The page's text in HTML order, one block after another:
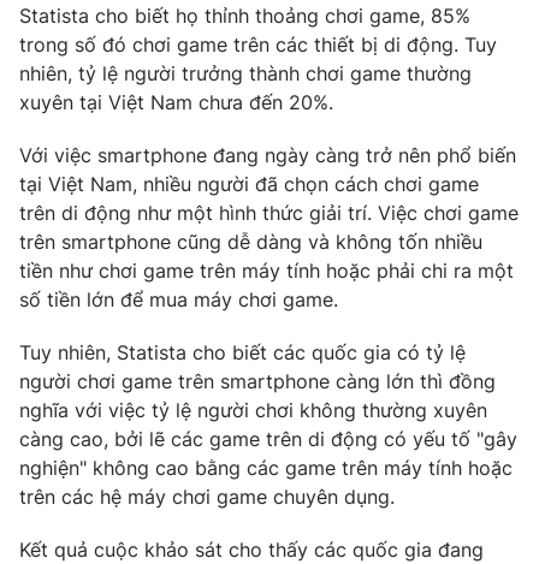
Thị trường 24h Tấm lòng Việt
VTV4 Vươn mình bằng AI
VTV9 VTV8
Liên hệ tòa soạn English
THỜI BÁO VTV
Theo dõi báo trên
Cơ quan chủ quản:Đài Truyền hình Việt Nam
Statista cho biết họ thỉnh thoảng chơi game, 85%
trong số đó chơi game trên các thiết bị di động. Tuy
nhiên, tỷ lệ người trưởng thành chơi game thường
xuyên tại Việt Nam chưa đến 20%.
Với việc smartphone đang ngày càng trở nên phổ biến
tại Việt Nam, nhiều người đã chọn cách chơi game
trên di động như một hình thức giải trí. Việc chơi game
trên smartphone cũng dễ dàng và không tốn nhiều
tiền như chơi game trên máy tính hoặc phải chi ra một
số tiền lớn để mua máy chơi game.
Tuy nhiên, Statista cho biết các quốc gia có tỷ lệ
người chơi game trên smartphone càng lớn thì đồng
nghĩa với việc tỷ lệ người chơi không thường xuyên
càng cao, bởi lẽ các game trên di động có yếu tố "gây
nghiện" không cao bằng các game trên máy tính hoặc
trên các hệ máy chơi game chuyên dụng.
Kết quả cuộc khảo sát cho thấy các quốc gia đang